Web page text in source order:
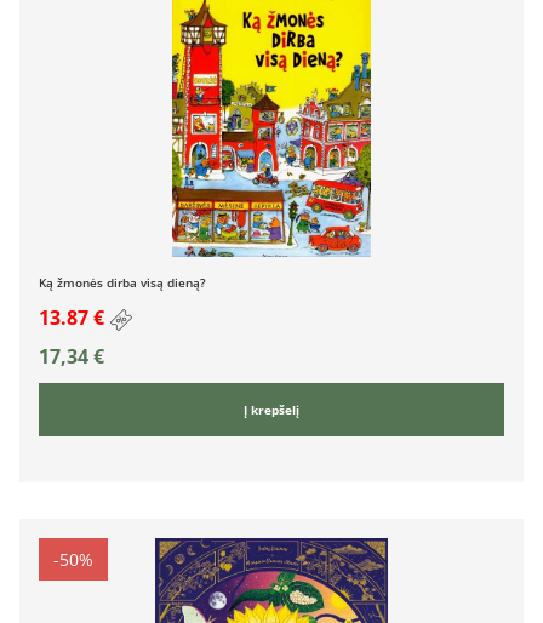
Ką žmonės dirba visą dieną?
13.87 €
17,34€
Į krepšelį
-50%